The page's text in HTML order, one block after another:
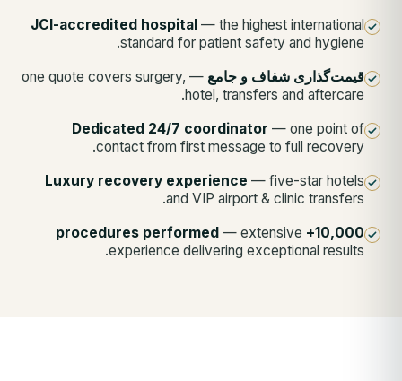
JCI-accredited hospital — the highest international
standard for patient safety and hygiene.
قیمت‌گذاری شفاف و جامع
— one quote covers surgery,
hotel, transfers and aftercare.
Dedicated 24/7 coordinator — one point of
contact from first message to full recovery.
Luxury recovery experience — five-star hotels
and VIP airport & clinic transfers.
10,000+ procedures performed
— extensive
experience delivering exceptional results.